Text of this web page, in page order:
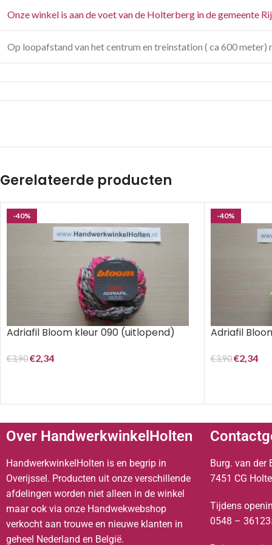
Onze winkel is aan de voet van de Holterberg in de gemeente
Op loopafstand van het centrum en treinstation ( ca 600
Gerelateerde producten
-40%
Adriafil Bloom kleur 090 (uitlopend)
€3,90€2,34
-40%
Adriafil
€3,90 €2,34
Over HandwerkwinkelHolten
HandwerkwinkelHolten is en begrip in
Overijssel. Producten uit onze verschillende
afdelingen worden niet alleen in de winkel
maar ook via onze Handwekwebshop
verkocht aan trouwe en nieuwe klanten in
geheel Nederland en België.
Burg. van der
7451 CG
Tijdens
0548 –